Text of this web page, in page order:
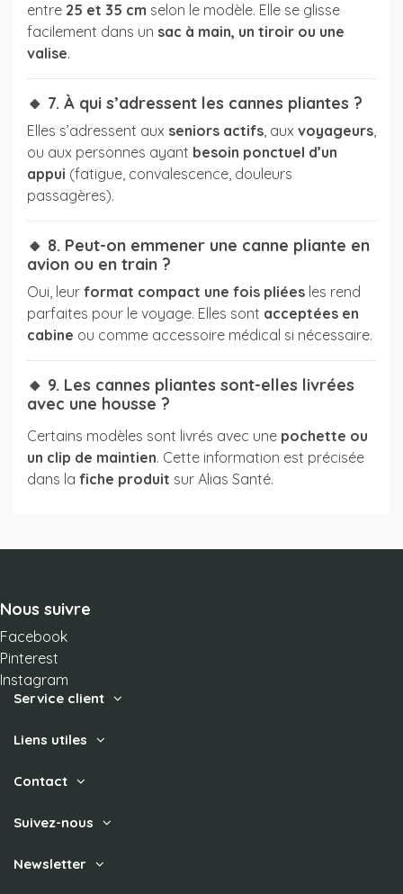
entre 25 et 35 cm selon le modèle. Elle se glisse
facilement dans un sac à main, un tiroir ou une
valise.
🔸 7. À qui s’adressent les cannes pliantes ?
Elles s’adressent aux seniors actifs, aux voyageurs,
ou aux personnes ayant besoin ponctuel d’un
appui (fatigue, convalescence, douleurs
passagères).
🔸 8. Peut-on emmener une canne pliante en
avion ou en train ?
Oui, leur format compact une fois pliées les rend
parfaites pour le voyage. Elles sont acceptées en
cabine ou comme accessoire médical si nécessaire.
🔸 9. Les cannes pliantes sont-elles livrées
avec une housse ?
Certains modèles sont livrés avec une pochette ou
un clip de maintien. Cette information est précisée
dans la fiche produit sur Alias Santé.
Nous suivre
Facebook
Pinterest
Instagram
Service client
Liens utiles
Contact
Suivez-nous
Newsletter